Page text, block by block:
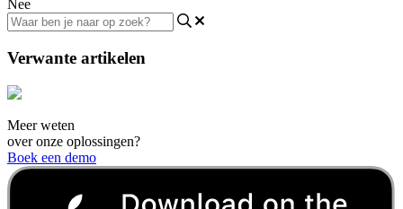
Nee
Verwante artikelen
Meer weten
over onze oplossingen?
Boek een demo